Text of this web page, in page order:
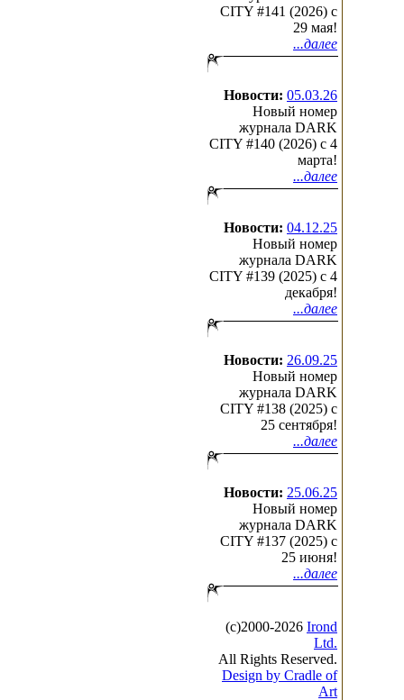
CITY #141 (2026) c
29 мая!
...далее
Новости: 05.03.26
Новый номер
журнала DARK
CITY #140 (2026) c 4
марта!
...далее
Новости: 04.12.25
Новый номер
журнала DARK
CITY #139 (2025) c 4
декабря!
...далее
Новости: 26.09.25
Новый номер
журнала DARK
CITY #138 (2025) c
25 сентября!
...далее
Новости: 25.06.25
Новый номер
журнала DARK
CITY #137 (2025) c
25 июня!
...далее
(с)2000-2026 Irond
Ltd.
All Rights Reserved.
Design by Cradle of
Art